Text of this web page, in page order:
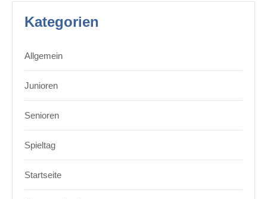
Kategorien
Allgemein
Junioren
Senioren
Spieltag
Startseite